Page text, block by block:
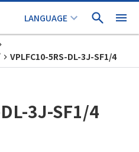
VPLFC10-5RS-DL-3J-SF1/4
3J-SF1/4